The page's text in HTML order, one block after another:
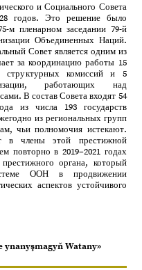
и Социального Совета
годов. Это решение было
м пленарном заседании 79-й
Объединенных Наций.
Совет является одним из
за координацию работы 15
структурных комиссий и 5
работающих над
В состав Совета входят 54
из числа 193 государств
из региональных групп
чьи полномочия истекают.
в члены этой престижной
повторно в 2019–2021 годах
органа, который
ООН в продвижении
аспектов устойчивого
Watany»